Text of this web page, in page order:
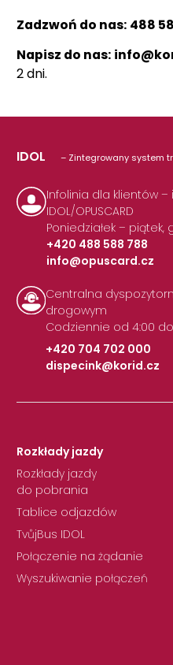
Zadzwoń do nas: 488
Napisz do nas:
2 dni.
IDOL – Zintegrowany system
Infolinia dla klientów
IDOL/OPUSCARD
Poniedziałek – piątek,
+420 488 588 788
|
info@opuscard.cz
Centralna
drogowym
Codziennie od 4:00
+420 704 702 000
|
dispecink@korid.cz
Rozkłady jazdy
Rozkłady jazdy
do pobrania
Tablice odjazdów
TvůjBus IDOL
Połączenie na żądanie
Wyszukiwanie połączeń